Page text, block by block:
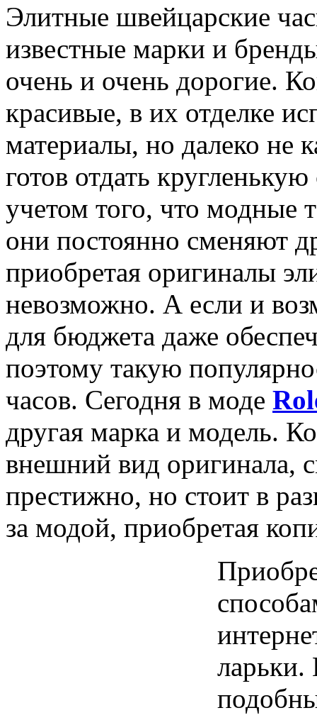
Элитные швейцарские
известные марки и
очень и очень дорогие.
красивые, в их отделке
материалы, но далеко не
готов отдать
учетом того, что модные
они постоянно сменяют
приобретая оригиналы
невозможно. А если и
для бюджета даже
поэтому такую
часов. Сегодня в моде
другая марка и модель.
внешний вид оригинала,
престижно, но стоит в
за модой, приобретая
ларьки.